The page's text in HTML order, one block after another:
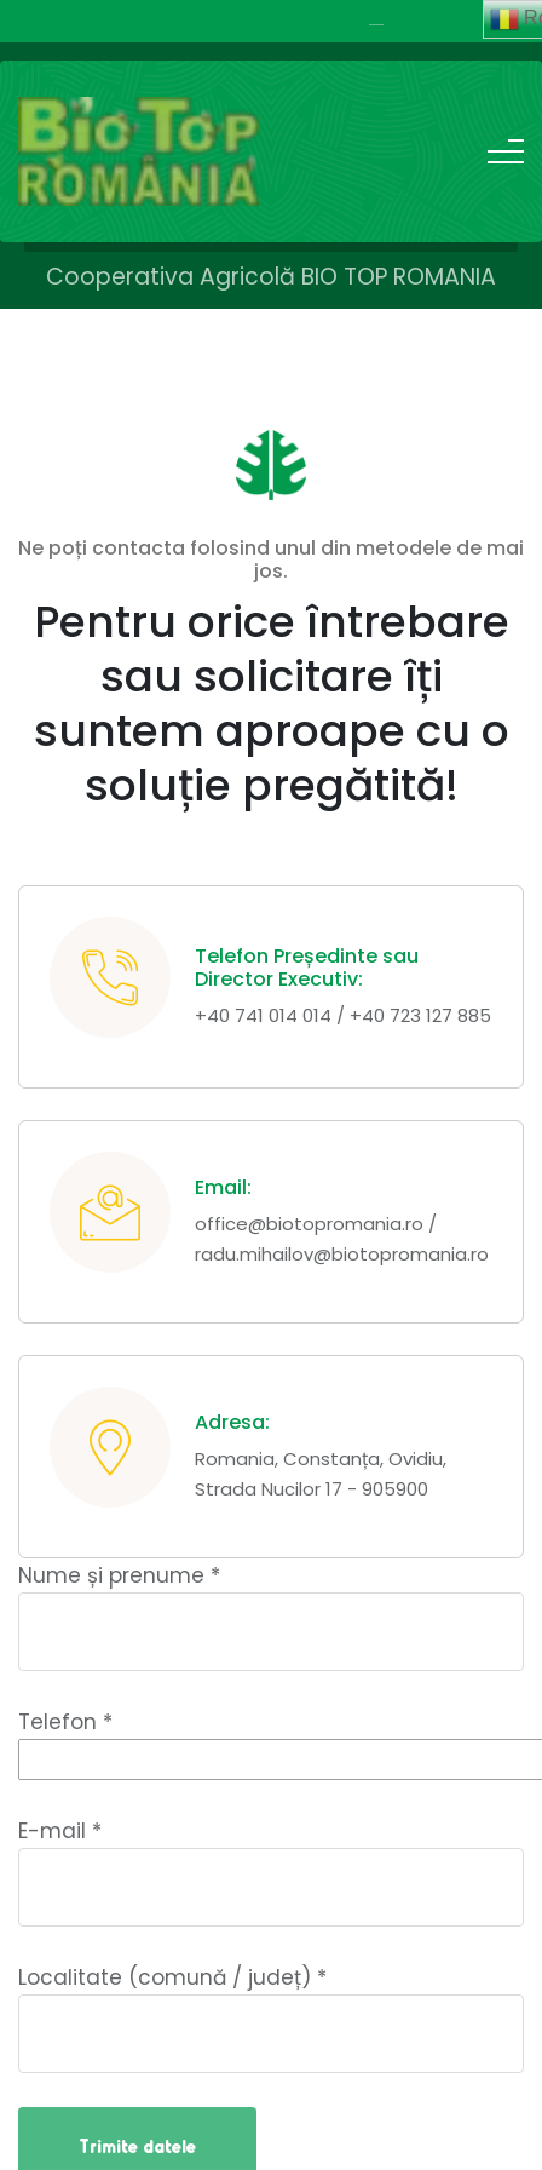
...... +40 741.014.014
Contact
Cooperativa Agricolă BIO TOP ROMANIA
Ne poți contacta folosind unul din metodele de mai
jos.
Pentru orice întrebare
sau solicitare îți
suntem aproape cu o
soluție pregătită!
Telefon Președinte sau
Director Executiv:
+40 741 014 014 / +40 723 127 885
Email:
office@biotopromania.ro /
radu.mihailov@biotopromania.ro
Adresa:
Romania, Constanța, Ovidiu,
Strada Nucilor 17 - 905900
Nume și prenume *
Telefon *
E-mail *
Localitate (comună / județ) *